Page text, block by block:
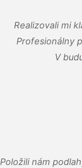
Realizovali mi
Profesionálny
V
Položili nám